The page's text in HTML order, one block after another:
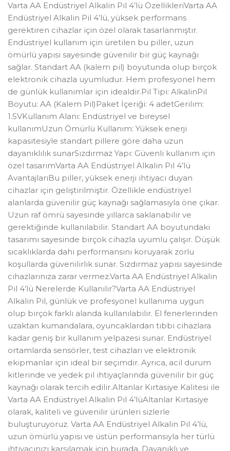
Varta AA Endüstriyel Alkalin Pil 4’lü ÖzellikleriVarta AA
Endüstriyel Alkalin Pil 4’lü, yüksek performans
gerektiren cihazlar için özel olarak tasarlanmıştır.
Endüstriyel kullanım için üretilen bu piller, uzun
ömürlü yapısı sayesinde güvenilir bir güç kaynağı
sağlar. Standart AA (kalem pil) boyutunda olup birçok
elektronik cihazla uyumludur. Hem profesyonel hem
de günlük kullanımlar için idealdir.Pil Tipi: AlkalinPil
Boyutu: AA (Kalem Pil)Paket İçeriği: 4 adetGerilim:
1.5VKullanım Alanı: Endüstriyel ve bireysel
kullanımUzun Ömürlü Kullanım: Yüksek enerji
kapasitesiyle standart pillere göre daha uzun
dayanıklılık sunarSızdırmaz Yapı: Güvenli kullanım için
özel tasarımVarta AA Endüstriyel Alkalin Pil 4’lü
AvantajlarıBu piller, yüksek enerji ihtiyacı duyan
cihazlar için geliştirilmiştir. Özellikle endüstriyel
alanlarda güvenilir güç kaynağı sağlamasıyla öne çıkar.
Uzun raf ömrü sayesinde yıllarca saklanabilir ve
gerektiğinde kullanılabilir. Standart AA boyutundaki
tasarımı sayesinde birçok cihazla uyumlu çalışır. Düşük
sıcaklıklarda dahi performansını koruyarak zorlu
koşullarda güvenilirlik sunar. Sızdırmaz yapısı sayesinde
cihazlarınıza zarar vermez.Varta AA Endüstriyel Alkalin
Pil 4’lü Nerelerde Kullanılır?Varta AA Endüstriyel
Alkalin Pil, günlük ve profesyonel kullanıma uygun
olup birçok farklı alanda kullanılabilir. El fenerlerinden
uzaktan kumandalara, oyuncaklardan tıbbi cihazlara
kadar geniş bir kullanım yelpazesi sunar. Endüstriyel
ortamlarda sensörler, test cihazları ve elektronik
ekipmanlar için ideal bir seçimdir. Ayrıca, acil durum
kitlerinde ve yedek pil ihtiyaçlarında güvenilir bir güç
kaynağı olarak tercih edilir.Altanlar Kırtasiye Kalitesi ile
Varta AA Endüstriyel Alkalin Pil 4’lüAltanlar Kırtasiye
olarak, kaliteli ve güvenilir ürünleri sizlerle
buluşturuyoruz. Varta AA Endüstriyel Alkalin Pil 4’lü,
uzun ömürlü yapısı ve üstün performansıyla her türlü
ihtiyacınızı karşılamak için burada. Dayanıklı ve